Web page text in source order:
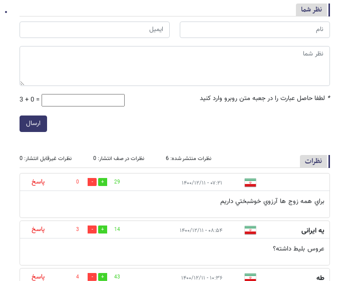
نظر شما
* لطفا حاصل عبارت را در جعبه متن روبرو وارد کنید 3 + 0 =
ارسال
نظرات نظرات منتشر شده: 6 نظرات در صف انتشار: 0 نظرات غیرقابل انتشار: 0
۰۷:۲۱ - ۱۴۰۰/۱۲/۱۱ 29
0
پاسخ
براي همه زوج ها آرزوي خوشبختي داريم
یه ایرانی ۰۸:۵۴ - ۱۴۰۰/۱۲/۱۱ 14
3
پاسخ
عروس بلیط داشته؟
طه ۱۰:۳۶ - ۱۴۰۰/۱۲/۱۱ 43
4
پاسخ